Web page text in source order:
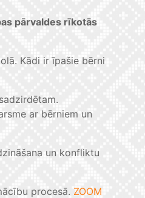
pārvaldes rīkotās
Kādi ir īpašie bērni
ar bērniem un
un konfliktu
procesā. ZOOM